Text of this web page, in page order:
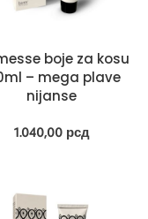
boje za kosu
– mega plave
nijanse
1.040,00 рсд